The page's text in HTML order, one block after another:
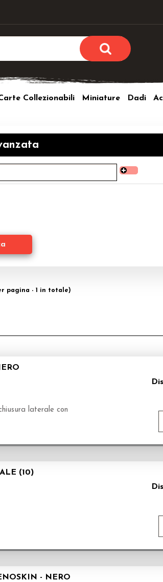
utente e la
Collezionabili Miniature Dadi
pagina - 1 in totale)
laterale con
(10)
- NERO